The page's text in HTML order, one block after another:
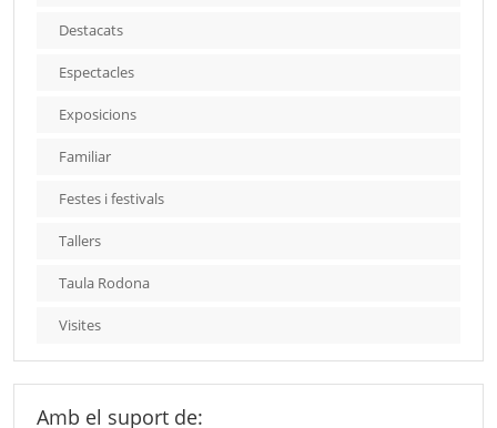
Destacats
Espectacles
Exposicions
Familiar
Festes i festivals
Tallers
Taula Rodona
Visites
Amb el suport de: